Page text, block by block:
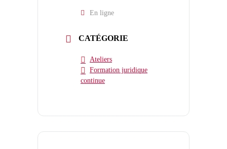
En ligne
CATÉGORIE
Ateliers
Formation juridique
continue